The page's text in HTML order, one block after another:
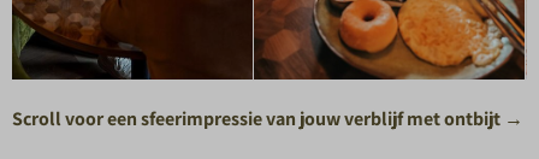
Scroll voor een sfeerimpressie van jouw verblijf met ontbijt →